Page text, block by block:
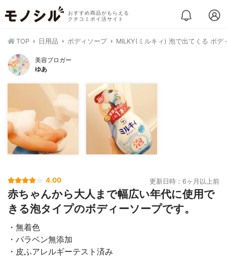
おすすめ商品がもらえる
クチコミポイ活サイト
TOP 日用品 ボディソープ MILKY(ミルキィ) 泡で出てくる ボデ
美容ブロガー
ゆあ
4.00 更新日時：6ヶ月以上前
赤ちゃんから大人まで幅広い年代に使用で
きる泡タイプのボディーソープです。
・無着色
・パラベン無添加
・皮ふアレルギーテスト済み